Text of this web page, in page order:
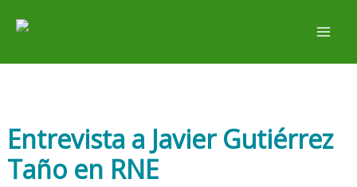
Entrevista a Javier Gutiérrez
Taño en RNE